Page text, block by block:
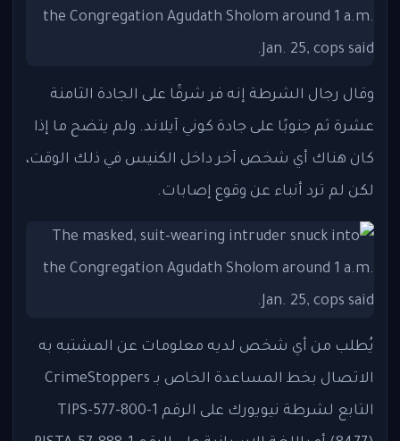
وقال رجال الشرطة إنه فر شرقًا على الجادة الثامنة
عشرة ثم جنوبًا على جادة كوني آيلاند. ولم يتضح ما إذا
كان هناك أي شخص آخر داخل الكنيس في ذلك الوقت،
لكن لم ترد أنباء عن وقوع إصابات.
يُطلب من أي شخص لديه معلومات عن المشتبه به
الاتصال بخط المساعدة الخاص بـ CrimeStoppers
التابع لشرطة نيويورك على الرقم 1-800-577-TIPS